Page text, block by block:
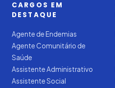
CARGOS EM
DESTAQUE
Agente de Endemias
Agente Comunitário de
Saúde
Assistente Administrativo
Assistente Social